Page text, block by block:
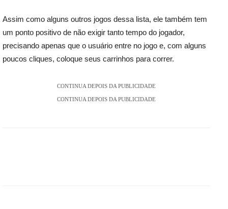
Assim como alguns outros jogos dessa lista, ele também tem
um ponto positivo de não exigir tanto tempo do jogador,
precisando apenas que o usuário entre no jogo e, com alguns
poucos cliques, coloque seus carrinhos para correr.
CONTINUA DEPOIS DA PUBLICIDADE
CONTINUA DEPOIS DA PUBLICIDADE